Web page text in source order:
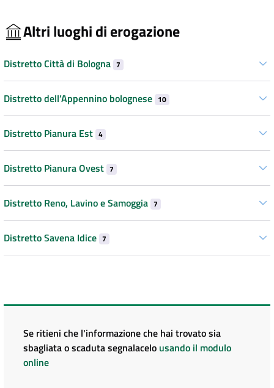
Altri luoghi di erogazione
Distretto Città di Bologna 7
Distretto dell’Appennino bolognese 10
Distretto Pianura Est 4
Distretto Pianura Ovest 7
Distretto Reno, Lavino e Samoggia 7
Distretto Savena Idice 7
Se ritieni che l'informazione che hai trovato sia
sbagliata o scaduta segnalacelo usando il modulo
online